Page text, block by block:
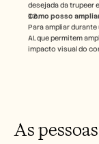
desejada da trupeer
Como posso
Para ampliar
AI, que permitem
impacto visual do
As